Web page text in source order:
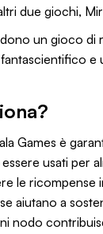
due giochi,
un gioco di
e
Games è
usati per
le ricompense
aiutano a
nodo